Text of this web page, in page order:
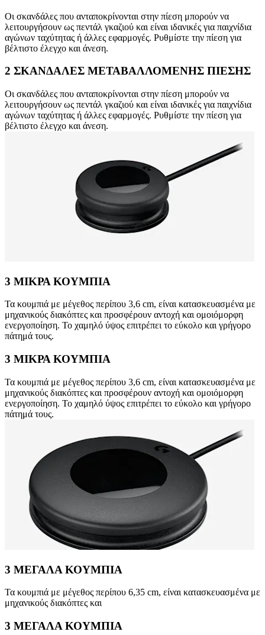
Οι σκανδάλες που ανταποκρίνονται στην πίεση μπορούν να
λειτουργήσουν ως πεντάλ γκαζιού και είναι ιδανικές για παιχνίδια
αγώνων ταχύτητας ή άλλες εφαρμογές. Ρυθμίστε την πίεση για
βέλτιστο έλεγχο και άνεση.
2 ΣΚΑΝΔΑΛΕΣ ΜΕΤΑΒΑΛΛΟΜΕΝΗΣ ΠΙΕΣΗΣ
Οι σκανδάλες που ανταποκρίνονται στην πίεση μπορούν να
λειτουργήσουν ως πεντάλ γκαζιού και είναι ιδανικές για παιχνίδια
αγώνων ταχύτητας ή άλλες εφαρμογές. Ρυθμίστε την πίεση για
βέλτιστο έλεγχο και άνεση.
3 ΜΙΚΡΑ ΚΟΥΜΠΙΑ
Τα κουμπιά με μέγεθος περίπου 3,6 cm, είναι κατασκευασμένα με
μηχανικούς διακόπτες και προσφέρουν αντοχή και ομοιόμορφη
ενεργοποίηση. Το χαμηλό ύψος επιτρέπει το εύκολο και γρήγορο
πάτημά τους.
3 ΜΙΚΡΑ ΚΟΥΜΠΙΑ
Τα κουμπιά με μέγεθος περίπου 3,6 cm, είναι κατασκευασμένα με
μηχανικούς διακόπτες και προσφέρουν αντοχή και ομοιόμορφη
ενεργοποίηση. Το χαμηλό ύψος επιτρέπει το εύκολο και γρήγορο
πάτημά τους.
3 ΜΕΓΑΛΑ ΚΟΥΜΠΙΑ
Τα κουμπιά με μέγεθος περίπου 6,35 cm, είναι κατασκευασμένα με
μηχανικούς διακόπτες και
3 ΜΕΓΑΛΑ ΚΟΥΜΠΙΑ